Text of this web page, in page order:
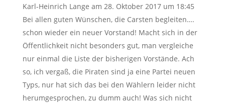
Karl-Heinrich Lange am 28. Oktober 2017 um 18:45
Bei allen guten Wünschen, die Carsten begleiten….
schon wieder ein neuer Vorstand! Macht sich in der
Öffentlichkeit nicht besonders gut, man vergleiche
nur einmal die Liste der bisherigen Vorstände. Ach
so, ich vergaß, die Piraten sind ja eine Partei neuen
Typs, nur hat sich das bei den Wählern leider nicht
herumgesprochen, zu dumm auch! Was sich nicht